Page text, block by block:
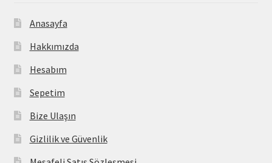
Anasayfa
Hakkımızda
Hesabım
Sepetim
Bize Ulaşın
Gizlilik ve Güvenlik